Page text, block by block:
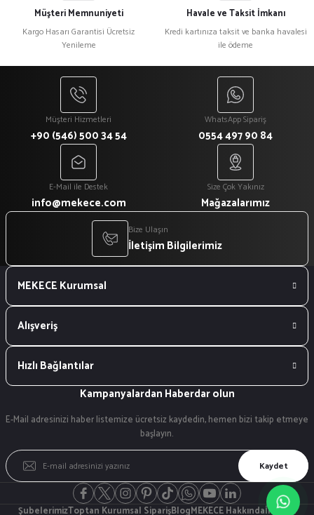
Müşteri Memnuniyeti
Kargo Hasarı Garantisi Ücretsiz
Yenileme
Havale ve Taksit İmkanı
Kredi kartınıza taksit ve banka havalesi
ile ödeme
Müşteri Hizmetleri
+90 (546) 500 34 54
WhatsApp Sipariş
0554 497 90 84
E-Mail ile Destek
info@mekece.com
Size Çok Yakınız
Mağazalarımız
Bize Ulaşın
İletişim Bilgilerimiz
MEKECE Kurumsal
Alışveriş
Hızlı Bağlantılar
Kampanyalardan Haberdar olun
E-Mail adresinizi haber listemize ücretsiz kaydedin, hemen bizi takip etmeye
başlayın.
Kaydet
ŞubelerimizToptan Kurumsal SiparişBlogMEKECE Hakkındaİletişim